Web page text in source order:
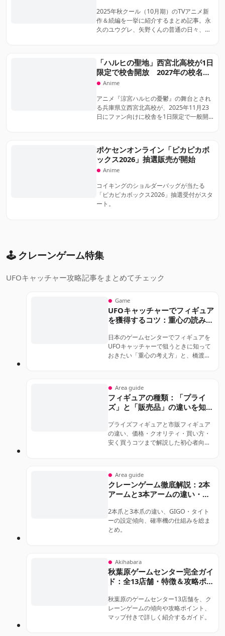
2025年秋クール（10月期）のTVアニメ新
作＆続編を一挙に紹介するまとめ記事。永
久のユウグレ、矢野くんの普通の日々、無
カデミア FINAL SEASON、ワンパンマン
第3期など注目作を一覧できる特集です。
「ハルヒの聖地」西宮北高校が1日
限定で校舎開放 2027年の校名消
滅前に初企画
Anime
アニメ『涼宮ハルヒの憂鬱』の舞台とされ
る兵庫県立西宮北高校が、2025年11月23
日にファン向けに校舎を1日限定で一般開
ポケセンオンライン「ピカピカボ
ックス2026」抽選販売が開始
Anime
コイキングのショルダーバッグが当たる
「ピカピカボックス2026」抽選受付がスタ
ート。
🕹️ クレーンゲーム特集
UFOキャッチャー攻略記事をまとめてチェック
Game
UFOキャッチャーでフィギュア
を獲得するコツ：重心の読み方
日本のゲームセンターでフィギュアを
UFOキャッチャーで狙うときに知って
おきたい「重心の考え方」と、橋渡
ド。
Area guide
フィギュアの種類：「プライ
ズ」と「販売品」の違いを知ろ
プライズフィギュアと市販フィギュア
の違い、価格・クオリティ・買い方・
安く買うコツまで解説した初心者向け
Area guide
クレーンゲーム徹底解説：2本
アームと3本アームの違い・店
2本爪と3本爪の違い、GIGO・タイト
ーの設定傾向、確率機の仕組みを総ま
とめ。
Akihabara
秋葉原ゲームセンター完全ガイ
ド：全13店舗・特徴＆攻略ポイ
秋葉原のゲームセンター13店舗を、ク
レーンゲームの傾向や攻略ポイント、
マップ付きで詳しく紹介するガイド。